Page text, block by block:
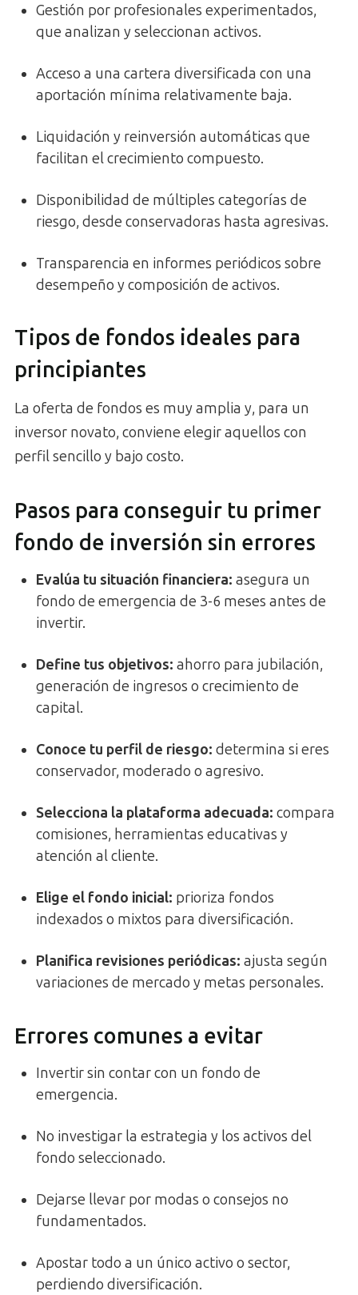
Gestión por profesionales experimentados,
que analizan y seleccionan activos.
Acceso a una cartera diversificada con una
aportación mínima relativamente baja.
Liquidación y reinversión automáticas que
facilitan el crecimiento compuesto.
Disponibilidad de múltiples categorías de
riesgo, desde conservadoras hasta agresivas.
Transparencia en informes periódicos sobre
desempeño y composición de activos.
Tipos de fondos ideales para
principiantes
La oferta de fondos es muy amplia y, para un
inversor novato, conviene elegir aquellos con
perfil sencillo y bajo costo.
Pasos para conseguir tu primer
fondo de inversión sin errores
Evalúa tu situación financiera: asegura un
fondo de emergencia de 3-6 meses antes de
invertir.
Define tus objetivos: ahorro para jubilación,
generación de ingresos o crecimiento de
capital.
Conoce tu perfil de riesgo: determina si eres
conservador, moderado o agresivo.
Selecciona la plataforma adecuada: compara
comisiones, herramientas educativas y
atención al cliente.
Elige el fondo inicial: prioriza fondos
indexados o mixtos para diversificación.
Planifica revisiones periódicas: ajusta según
variaciones de mercado y metas personales.
Errores comunes a evitar
Invertir sin contar con un fondo de
emergencia.
No investigar la estrategia y los activos del
fondo seleccionado.
Dejarse llevar por modas o consejos no
fundamentados.
Apostar todo a un único activo o sector,
perdiendo diversificación.